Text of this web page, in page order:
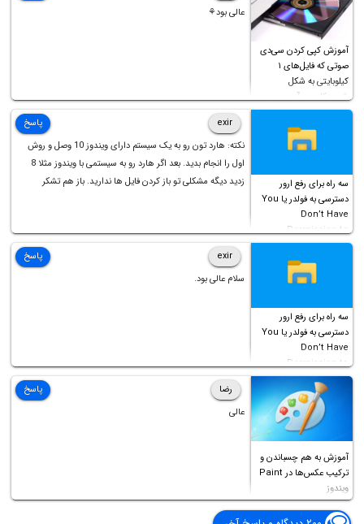
آموزش کپی کردن سی‌دی
صوتی که فایل‌های ۱
کیلوبایتی به شکل
شورت‌کات در آن موجود
است!
عالی بود⚘
سه راه برای رفع ارور
دسترسی به فولدر یا You
Don’t Have
Permission to
Access this folder
exir
نکته: هارد تون رو به یک سیستم دارای ویندوز 10 وصل و روش
اول را انجام بدید. بعد اگر هارد رو به سیستمی با ویندوز مثلا 8
زدید دیگه مشکلی تو باز کردن فایل ها ندارید. باز هم تشکر
پاسخ
سه راه برای رفع ارور
دسترسی به فولدر یا You
Don’t Have
Permission to
Access this folder
exir
سلام عالی بود.
پاسخ
آموزش به هم چسباندن و
ترکیب عکس‌ها در Paint
ویندوز
رضا
عالی
پاسخ